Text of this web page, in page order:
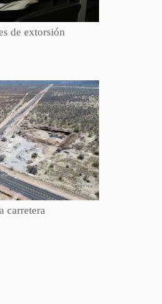
de extorsión
carretera